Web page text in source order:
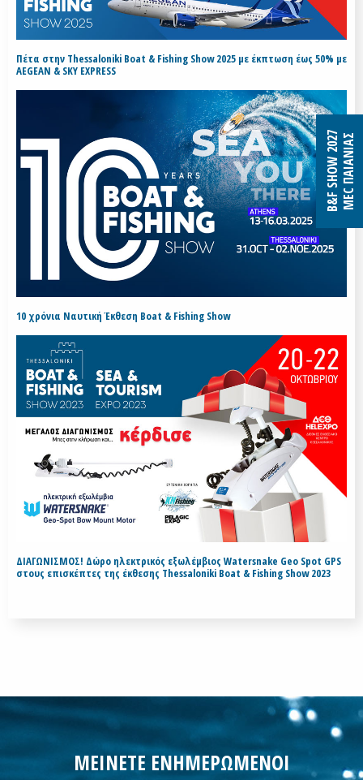
Πέτα στην Thessaloniki Boat & Fishing Show 2025 με έκπτωση έως 50% με
AEGEAN & SKY EXPRESS
10 χρόνια Ναυτική Έκθεση Boat & Fishing Show
ΔΙΑΓΩΝΙΣΜΟΣ! Δώρο ηλεκτρικός εξωλέμβιος Watersnake Geo Spot GPS
στους επισκέπτες της έκθεσης Thessaloniki Boat & Fishing Show 2023
B&F SHOW 2027MEC ΠΑΙΑΝΙΑΣ
ΜΕΙΝΕΤΕ ΕΝΗΜΕΡΩΜΕΝΟΙ